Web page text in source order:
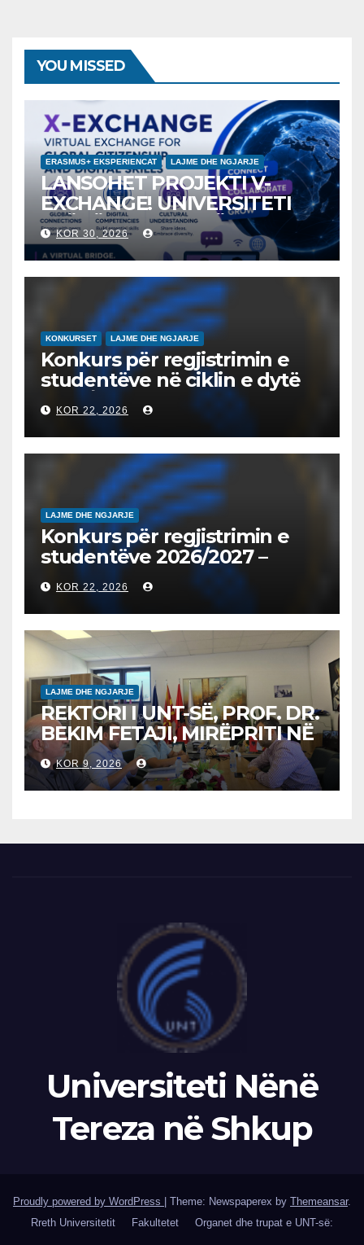
YOU MISSED
ERASMUS+ EKSPERIENCAT LAJME DHE NGJARJE
LANSOHET PROJEKTI V-
EXCHANGE! UNIVERSITETI
“NËNË TEREZA” NË SHKUP
UDHËHEQ NISMËN
NDËRKOMBËTARE PËR
EDUKIMIN DIGJITAL DHE
QYTETARINË GLOBALE
KOR 30, 2026
KONKURSET LAJME DHE NGJARJE
Konkurs për regjistrimin e
studentëve në ciklin e dytë
2026/2027 – Конкурс за
запишување на студенти
на втор циклус студии за
2026/2027
KOR 22, 2026
LAJME DHE NGJARJE
Konkurs për regjistrimin e
studentëve 2026/2027 –
Конкурс за запишување на
студенти за 2026/2027
KOR 22, 2026
LAJME DHE NGJARJE
REKTORI I UNT-SË, PROF. DR.
BEKIM FETAJI, MIRËPRITI NË
TAKIM ZYRTAR DREJTORIN E
SH.A MEPSO, DR. BURIM
LATIFIN
KOR 9, 2026
Universiteti Nënë
Tereza në Shkup
Proudly powered by WordPress Theme: Newspaperex by Themeansar.
Rreth Universitetit
Fakultetet Organet dhe trupat e UNT-së: